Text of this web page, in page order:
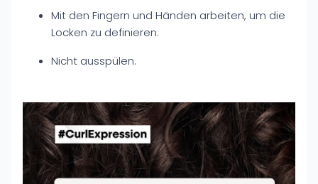
Mit den Fingern und Händen arbeiten, um die
Locken zu definieren.
Nicht ausspülen.